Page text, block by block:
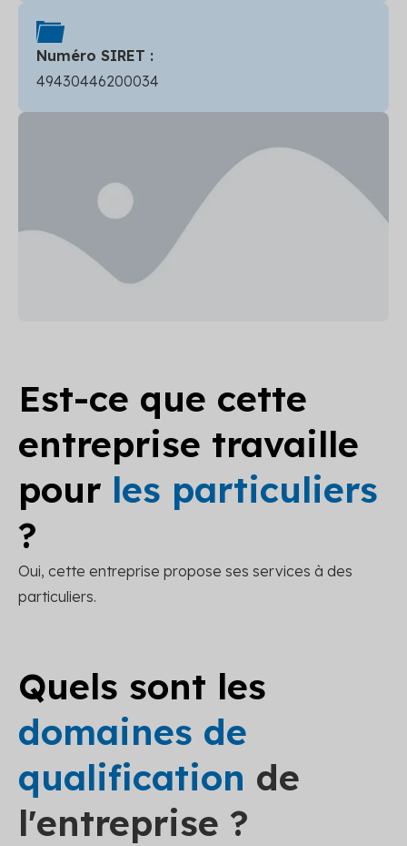
Numéro SIRET :
49430446200034
Est-ce que cette
entreprise travaille
pour les particuliers
?
Oui, cette entreprise propose ses services à des
particuliers.
Quels sont les
domaines de
qualification de
l'entreprise ?